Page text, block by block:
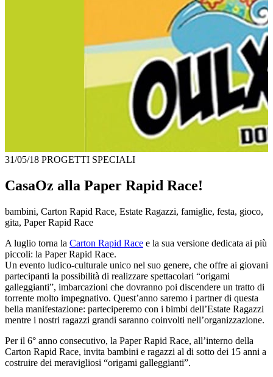
31/05/18 PROGETTI SPECIALI
CasaOz alla Paper Rapid Race!
bambini, Carton Rapid Race, Estate Ragazzi, famiglie, festa, gioco,
gita, Paper Rapid Race
A luglio torna la Carton Rapid Race e la sua versione dedicata ai più
piccoli: la Paper Rapid Race.
Un evento ludico-culturale unico nel suo genere, che offre ai giovani
partecipanti la possibilità di realizzare spettacolari “origami
galleggianti”, imbarcazioni che dovranno poi discendere un tratto di
torrente molto impegnativo. Quest’anno saremo i partner di questa
bella manifestazione: parteciperemo con i bimbi dell’Estate Ragazzi
mentre i nostri ragazzi grandi saranno coinvolti nell’organizzazione.
Per il 6° anno consecutivo, la Paper Rapid Race, all’interno della
Carton Rapid Race, invita bambini e ragazzi al di sotto dei 15 anni a
costruire dei meravigliosi “origami galleggianti”.